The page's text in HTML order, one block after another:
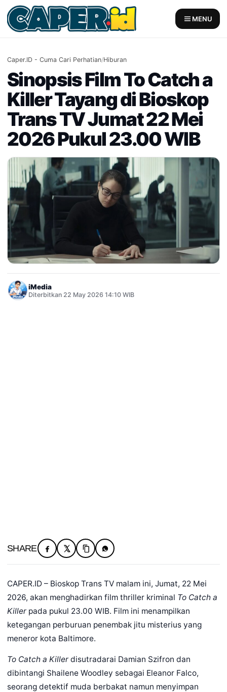
Skip
to
content
MENU
Caper.ID - Cuma Cari Perhatian/Hiburan
Sinopsis Film To Catch a
Killer Tayang di Bioskop
Trans TV Jumat 22 Mei
2026 Pukul 23.00 WIB
iMedia
Diterbitkan 22 May 2026 14:10 WIB
SHARE
CAPER.ID – Bioskop Trans TV malam ini, Jumat, 22 Mei
2026, akan menghadirkan film thriller kriminal To Catch a
Killer pada pukul 23.00 WIB. Film ini menampilkan
ketegangan perburuan penembak jitu misterius yang
meneror kota Baltimore.
To Catch a Killer disutradarai Damian Szifron dan
dibintangi Shailene Woodley sebagai Eleanor Falco,
seorang detektif muda berbakat namun menyimpan